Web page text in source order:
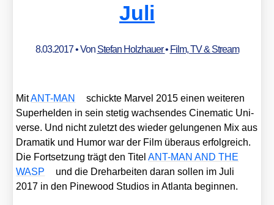
Juli
8.03.2017• Von Stefan Holzhauer• Film, TV & Stream
MitANT-MAN
schick­te Mar­vel 2015 einen wei­te­ren
Super­hel­den in sein ste­tig wach­sen­des Cine­ma­tic Uni­
ver­se. Und nicht zuletzt des wie­der gelun­ge­nen Mix aus
Dra­ma­tik und Humor war der Film über­aus erfolg­reich.
Die Fort­set­zung trägt den TitelANT-MAN AND THE
WASP
und die Dreh­ar­bei­ten dar­an sol­len im Juli
2017 in den Pine­wood Stu­di­os in Atlan­ta begin­nen.